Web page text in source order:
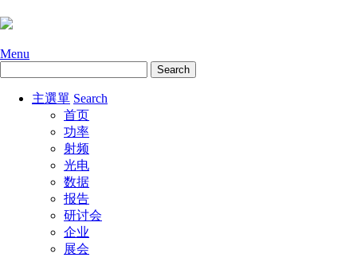
Menu
主選單 Search
首页
功率
射频
光电
数据
报告
研讨会
企业
展会